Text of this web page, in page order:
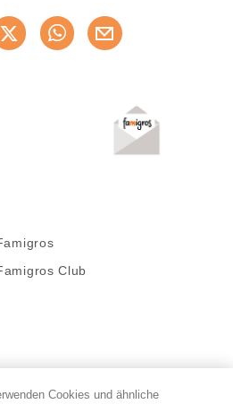
Jetzt weiterempfehlen
Club
Cookies und ähnliche